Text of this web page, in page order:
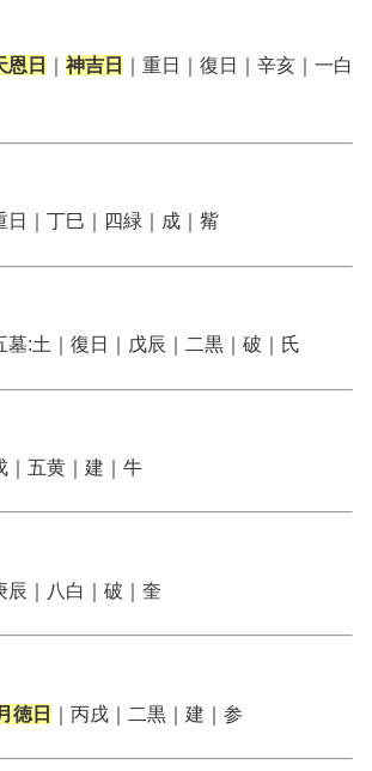
恩日 神吉日
｜重日｜復日｜辛亥｜一白
日｜丁巳｜四緑｜成｜觜
墓:土｜復日｜戊辰｜二黒｜破｜氏
｜五黄｜建｜牛
辰｜八白｜破｜奎
徳日 ｜丙戌｜二黒｜建｜参